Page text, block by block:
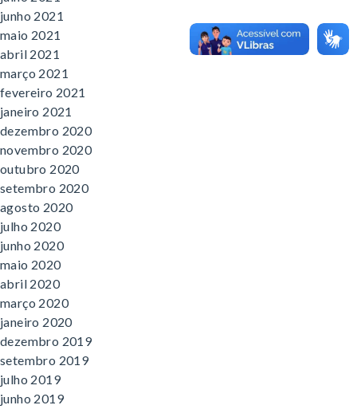
junho 2021
maio 2021
abril 2021
março 2021
fevereiro 2021
janeiro 2021
dezembro 2020
novembro 2020
outubro 2020
setembro 2020
agosto 2020
julho 2020
junho 2020
maio 2020
abril 2020
março 2020
janeiro 2020
dezembro 2019
setembro 2019
julho 2019
junho 2019